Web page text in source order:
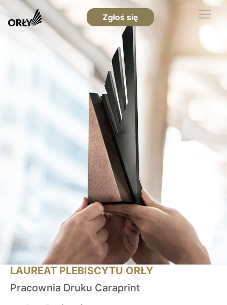
Zgłoś się
LAUREAT PLEBISCYTU ORŁY
Pracownia Druku Caraprint